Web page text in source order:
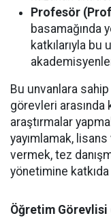
Profesör
basamağında
katkılarıyla bu
Bu unvanlara
görevleri arasında
araştırmalar
yayımlamak,
vermek, tez
yönetimine
Öğretim Görevlisi